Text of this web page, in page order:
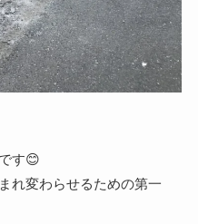
す😊
れ変わらせるための第一